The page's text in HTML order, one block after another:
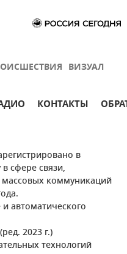
ВИЗУАЛ
КОНТАКТЫ
в
сфере связи,
коммуникаций
автоматического
2023 г.)
технологий